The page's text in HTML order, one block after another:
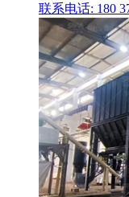
联系电话: 180